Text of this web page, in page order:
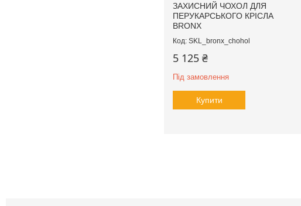
ЗАХИСНИЙ ЧОХОЛ ДЛЯ
ПЕРУКАРСЬКОГО КРІСЛА
BRONX
SKL_bronx_chohol
5 125 ₴
Під замовлення
Купити